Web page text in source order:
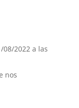
08/2022 a las
nos